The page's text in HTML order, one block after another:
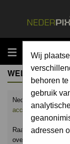
MENU
Wij
behoren
gebruik
adressen
WELCOME
Nederpix.nl is hét
account aanen
Raak geïnspireerd
over alles wat bij